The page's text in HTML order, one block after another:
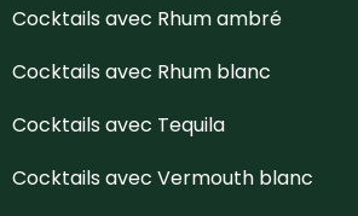
Cocktails avec Rhum ambré
Cocktails avec Rhum blanc
Cocktails avec Tequila
Cocktails avec Vermouth blanc